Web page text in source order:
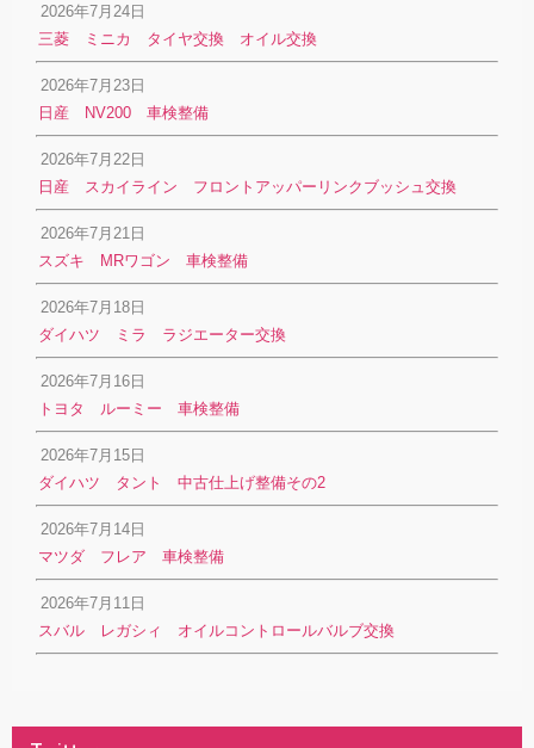
2026年7月24日
三菱 ミニカ タイヤ交換 オイル交換
2026年7月23日
日産 NV200 車検整備
2026年7月22日
日産 スカイライン フロントアッパーリンクブッシュ交換
2026年7月21日
スズキ MRワゴン 車検整備
2026年7月18日
ダイハツ ミラ ラジエーター交換
2026年7月16日
トヨタ ルーミー 車検整備
2026年7月15日
ダイハツ タント 中古仕上げ整備その2
2026年7月14日
マツダ フレア 車検整備
2026年7月11日
スバル レガシィ オイルコントロールバルブ交換